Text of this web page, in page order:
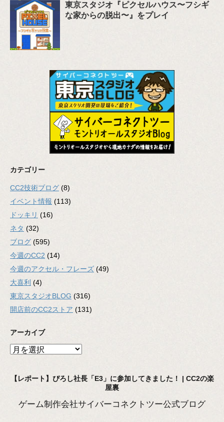
東京スタジオ『ピクセルハウス〜フシギ
な家からの脱出〜』をプレイ
カテゴリー
CC2技術ブログ (8)
イベント情報 (113)
ドッキリ (16)
ネタ (32)
ブログ (595)
今週のCC2 (14)
今週のアクセル・フレーズ (49)
大喜利 (4)
東京スタジオBLOG (316)
開店前のCC2ストア (131)
アーカイブ
ア
イ
【レポート】ぴろし社長「E3」に参加してきました！ | CC2の楽
屋裏
ゲーム制作会社サイバーコネクトツー公式ブログ